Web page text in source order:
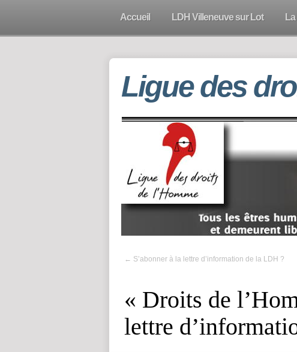
Accueil LDH Villeneuve sur Lot
Ligue des
← S’abonner à la lettre d’information de la LDH ?
« Droits de
lettre